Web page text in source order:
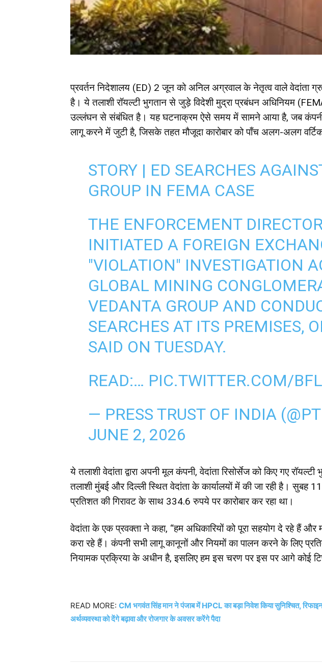
प्रवर्तन निदेशालय (ED) 2 जून को अनिल अग्रवाल के नेतृत्व वाले वेदांता
है। ये तलाशी रॉयल्टी भुगतान से जुड़े विदेशी मुद्रा प्रबंधन अधिनियम
उल्लंघन से संबंधित है। यह घटनाक्रम ऐसे समय में सामने आया है, जब कंपनी
लागू करने में जुटी है, जिसके तहत मौजूदा कारोबार को पाँच अलग-अलग
STORY | ED SEARCHES
GROUP IN FEMA CASE
THE ENFORCEMENT
INITIATED A FOREIGN
"VIOLATION" INVESTIGATION
GLOBAL MINING
VEDANTA GROUP AND
SEARCHES AT ITS PREMISES,
SAID ON TUESDAY.
READ:… PIC.TWITTER.COM/
— PRESS TRUST OF INDIA
JUNE 2, 2026
ये तलाशी वेदांता द्वारा अपनी मूल कंपनी, वेदांता रिसोर्सेज को किए गए
तलाशी मुंबई और दिल्ली स्थित वेदांता के कार्यालयों में की जा रही है। सुबह
प्रतिशत की गिरावट के साथ 334.6 रुपये पर कारोबार कर रहा था।
वेदांता के एक प्रवक्ता ने कहा, “हम अधिकारियों को पूरा सहयोग दे रहे हैं और
करा रहे हैं। कंपनी सभी लागू कानूनों और नियमों का पालन करने के लिए
नियामक प्रक्रिया के अधीन है, इसलिए हम इस चरण पर इस पर आगे कोई
READ MORE: CM भगवंत सिंह मान ने पंजाब में HPCL का बड़ा निवेश किया सुनिश्चित,
अर्थव्यवस्था को देंगे बढ़ावा और रोजगार के अवसर करेंगे पैदा